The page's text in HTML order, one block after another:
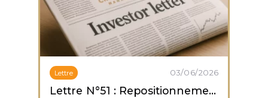
Lettre 03/06/2026
Lettre N°51 : Repositionnement prudent ; capitulation des altcoins ; accumulation des ETF Bitcoin